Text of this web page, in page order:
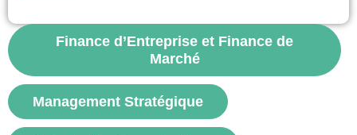
Finance d’Entreprise et Finance de
Marché
Management Stratégique